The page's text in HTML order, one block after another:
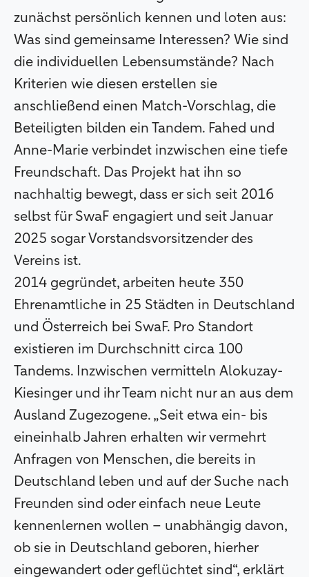
zunächst persönlich kennen und loten aus:
Was sind gemeinsame Interessen? Wie sind
die individuellen Lebensumstände? Nach
Kriterien wie diesen erstellen sie
anschließend einen Match-Vorschlag, die
Beteiligten bilden ein Tandem. Fahed und
Anne-Marie verbindet inzwischen eine tiefe
Freundschaft. Das Projekt hat ihn so
nachhaltig bewegt, dass er sich seit 2016
selbst für SwaF engagiert und seit Januar
2025 sogar Vorstandsvorsitzender des
Vereins ist.
2014 gegründet, arbeiten heute 350
Ehrenamtliche in 25 Städten in Deutschland
und Österreich bei SwaF. Pro Standort
existieren im Durchschnitt circa 100
Tandems. Inzwischen vermitteln Alokuzay-
Kiesinger und ihr Team nicht nur an aus dem
Ausland Zugezogene. „Seit etwa ein- bis
eineinhalb Jahren erhalten wir vermehrt
Anfragen von Menschen, die bereits in
Deutschland leben und auf der Suche nach
Freunden sind oder einfach neue Leute
kennenlernen wollen – unabhängig davon,
ob sie in Deutschland geboren, hierher
eingewandert oder geflüchtet sind“, erklärt